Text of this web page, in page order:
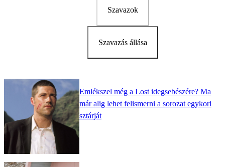
Szavazok
Szavazás állása
Emlékszel még a Lost idegsebészére? Ma
már alig lehet felismerni a sorozat egykori
sztárját